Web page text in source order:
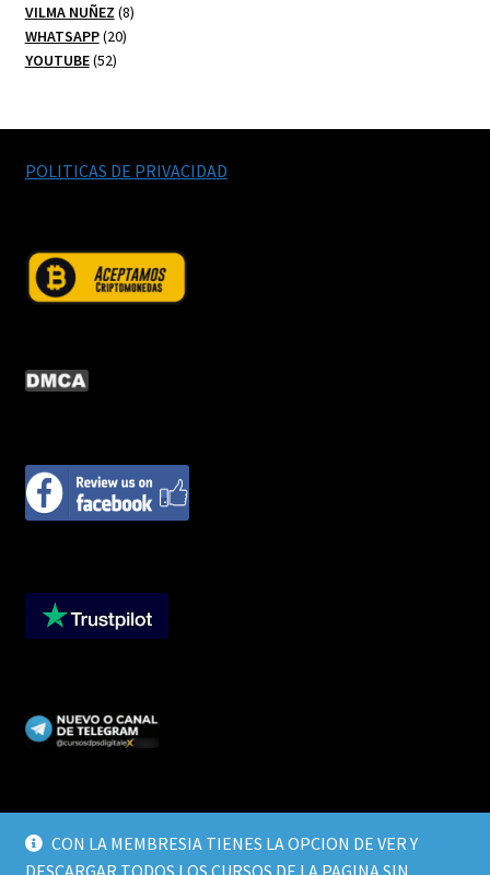
CON LA MEMBRESIA TIENES LA OPCION DE VER Y
DESCARGAR TODOS LOS CURSOS DE LA PAGINA SIN
productos
VILMA NUÑEZ 88
WHATSAPP 2020
YOUTUBE 5252
POLITICAS DE PRIVACIDAD